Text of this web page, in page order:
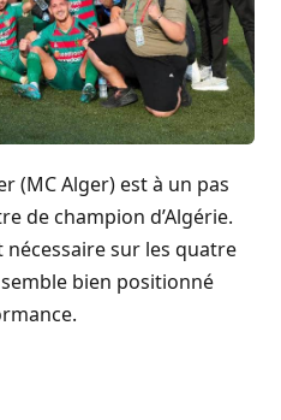
(MC Alger) est à un pas
de champion d’Algérie.
sur les quatre
bien positionné